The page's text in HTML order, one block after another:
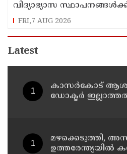
വിദ്യാഭ്യാസ
FRI,7 AUG 2026
Latest
കാസർകോട്
ഡോക്ടർ
മഴക്കെടുത്തി,
ഉത്തരേന്ത്യയില്‍